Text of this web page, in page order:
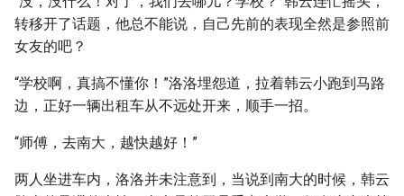
转移开了话题，他总不能说，自己先前的表现全然是参照前
女友的吧？
“学校啊，真搞不懂你！”洛洛埋怨道，拉着韩云小跑到马路
边，正好一辆出租车从不远处开来，顺手一招。
“师傅，去南大，越快越好！”
两人坐进车内，洛洛并未注意到，当说到南大的时候，韩云